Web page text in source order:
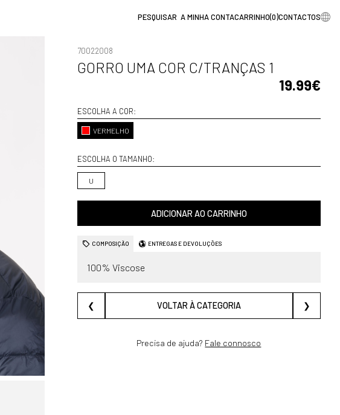
A MINHA CONTACARRINHO(0)CONTACTOS
70022008
GORRO UMA COR C/TRANÇAS 1
19.99€
ESCOLHA A COR:
VERMELHO
ESCOLHA O TAMANHO:
U
ADICIONAR AO CARRINHO
COMPOSIÇÃO ENTREGAS E DEVOLUÇÕES
100% Viscose
❮ VOLTAR À CATEGORIA ❯
Precisa de ajuda? Fale connosco